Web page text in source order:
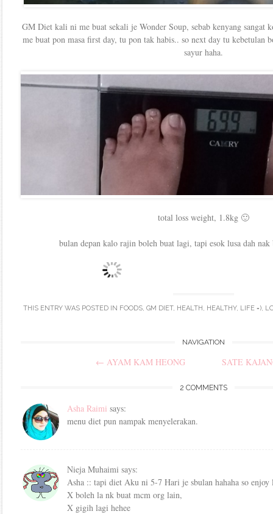
GM Diet kali ni me buat sekali je Wonder Soup, sebab kenyang sangat
me buat pon masa first day, tu pon tak habis.. so next day tu kebetulan
sayur haha.
total loss weight, 1.8kg 🙂
bulan depan kalo rajin boleh buat lagi, tapi esok lusa dah
THIS ENTRY WAS POSTED IN FOODS, GM DIET, HEALTH, HEALTHY, LIFE =),
NAVIGATION
← AYAM KAM HEONG SATE
2 COMMENTS
Asha Raimi says:
menu diet pun nampak menyelerakan.
Nieja Muhaimi says:
Asha :: tapi diet Aku ni 5-7 Hari je sbulan hahaha so enjoy
X boleh la nk buat mcm org lain,
X gigih lagi hehee